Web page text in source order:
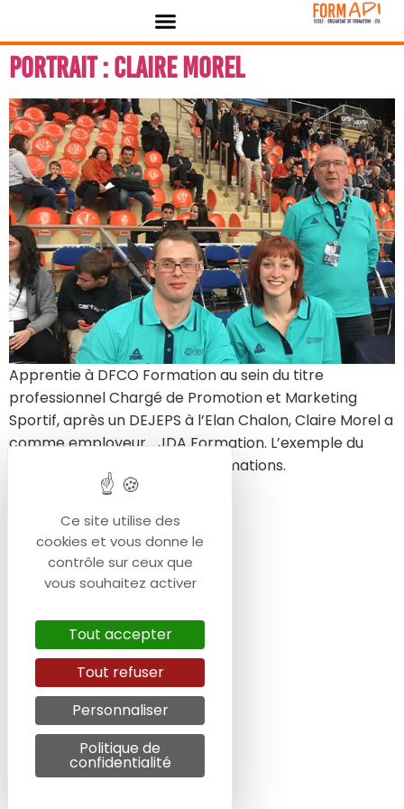
Portrait : Claire MOREL
Apprentie à DFCO Formation au sein du titre
professionnel Chargé de Promotion et Marketing
Sportif, après un DEJEPS à l’Elan Chalon, Claire Morel a
comme employeur… JDA Formation. L’exemple du
tuilage entre nos Unités de Formations.
Panneau de gestion des cookies
Ce site utilise des
cookies et vous donne le
contrôle sur ceux que
vous souhaitez activer
Tout accepter
Tout refuser
Personnaliser
Politique de
confidentialité